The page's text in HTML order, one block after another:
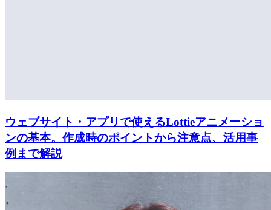
ウェブサイト・アプリで使えるLottieアニメーショ
ンの基本。作成時のポイントから注意点、活用事
例まで解説